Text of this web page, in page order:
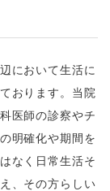
において生活に
おります。当院
医師の診察やチ
明確化や期間を
なく日常生活そ
、その方らしい